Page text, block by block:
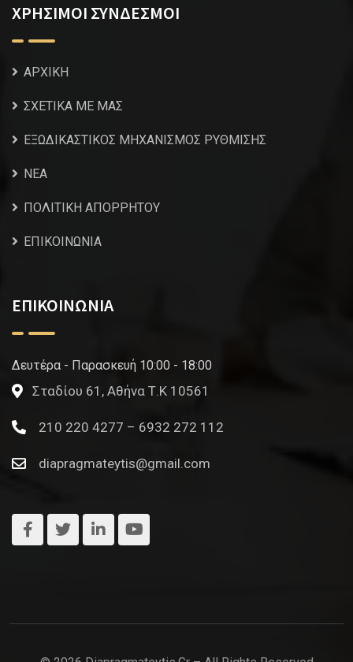
ΧΡΗΣΙΜΟΙ ΣΥΝΔΕΣΜΟΙ
ΑΡΧΙΚΗ
ΣΧΕΤΙΚΑ ΜΕ ΜΑΣ
ΕΞΩΔΙΚΑΣΤΙΚΟΣ ΜΗΧΑΝΙΣΜΟΣ ΡΥΘΜΙΣΗΣ
NEA
ΠΟΛΙΤΙΚΗ ΑΠΟΡΡΗΤΟΥ
ΕΠΙΚΟΙΝΩΝΙΑ
ΕΠΙΚΟΙΝΩΝΙΑ
Δευτέρα - Παρασκευή 10:00 - 18:00
Σταδίου 61, Αθήνα Τ.Κ 10561
210 220 4277 – 6932 272 112
diapragmateytis@gmail.com